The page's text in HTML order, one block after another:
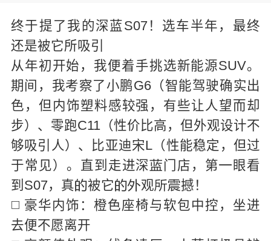
终于提了我的深蓝S07！选车半年，最终
还是被它所吸引
从年初开始，我便着手挑选新能源SUV。
期间，我考察了小鹏G6（智能驾驶确实出
色，但内饰塑料感较强，有些让人望而却
步）、零跑C11（性价比高，但外观设计不
够吸引人）、比亚迪宋L（性能稳定，但过
于常见）。直到走进深门店，第 眼看
到S07，真被它 观撼！
◻️ 豪华内饰：橙色座椅与软包中控，坐进
去便不愿离开